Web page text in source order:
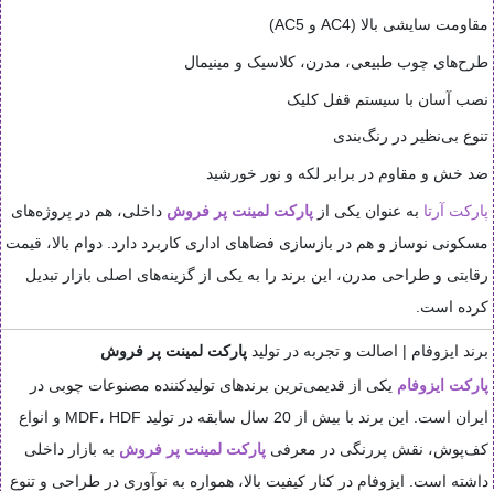
مقاومت سایشی بالا (AC4 و AC5)
طرح‌های چوب طبیعی، مدرن، کلاسیک و مینیمال
نصب آسان با سیستم قفل کلیک
تنوع بی‌نظیر در رنگ‌بندی
ضد خش و مقاوم در برابر لکه و نور خورشید
پارکت آرتا به عنوان یکی از پارکت لمینت پر فروش داخلی، هم در پروژه‌های
مسکونی نوساز و هم در بازسازی فضاهای اداری کاربرد دارد. دوام بالا، قیمت
رقابتی و طراحی مدرن، این برند را به یکی از گزینه‌های اصلی بازار تبدیل
کرده است.
برند ایزوفام | اصالت و تجربه در تولید پارکت لمینت پر فروش
پارکت ایزوفام یکی از قدیمی‌ترین برندهای تولیدکننده مصنوعات چوبی در
ایران است. این برند با بیش از 20 سال سابقه در تولید MDF، HDF و انواع
کف‌پوش، نقش پررنگی در معرفی پارکت لمینت پر فروش به بازار داخلی
داشته است. ایزوفام در کنار کیفیت بالا، همواره به نوآوری در طراحی و تنوع